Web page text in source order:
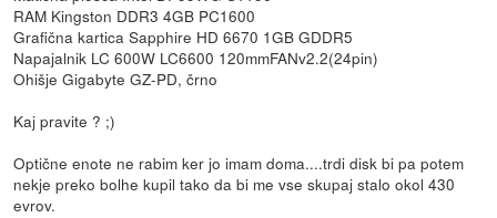
RAM Kingston DDR3 4GB PC1600
Grafična kartica Sapphire HD 6670 1GB GDDR5
Napajalnik LC 600W LC6600 120mmFANv2.2(24pin)
Ohišje Gigabyte GZ-PD, črno
Kaj pravite ? ;)
Optične enote ne rabim ker jo imam doma....trdi disk bi pa potem
nekje preko bolhe kupil tako da bi me vse skupaj stalo okol 430
evrov.